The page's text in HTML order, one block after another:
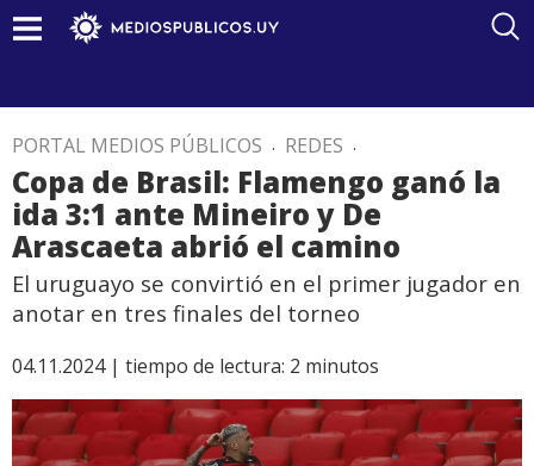
PORTAL MEDIOS PÚBLICOS . REDES .
Copa de Brasil: Flamengo ganó la
ida 3:1 ante Mineiro y De
Arascaeta abrió el camino
El uruguayo se convirtió en el primer jugador en
anotar en tres finales del torneo
04.11.2024 | tiempo de lectura: 2 minutos